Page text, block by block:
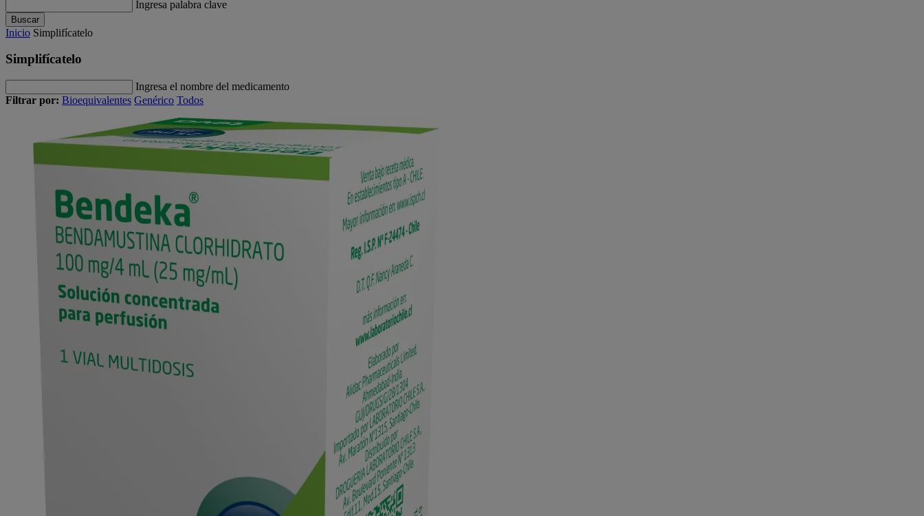
Ingresa palabra clave
Buscar
Inicio Simplifícatelo
Simplifícatelo
Ingresa el nombre del medicamento
Filtrar por: Bioequivalentes Genérico Todos